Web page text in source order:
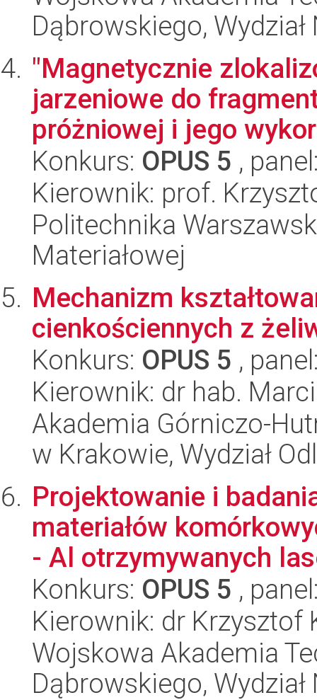
Dąbrowskiego,
"Magnetycznie
jarzeniowe do
próżniowej i jego
Konkurs: OPUS 5 ,
Kierownik: prof.
Politechnika
Materiałowej
Mechanizm
cienkościennych z
Konkurs: OPUS 5 ,
Kierownik: dr hab.
Akademia Górniczo-
w Krakowie, Wydział
Projektowanie i
materiałów
- Al otrzymywanych
Konkurs: OPUS 5 ,
Kierownik: dr Krzysztof
Wojskowa Akademia
Dąbrowskiego,